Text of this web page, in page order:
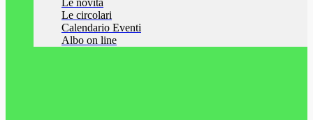
Le novità
Le circolari
Calendario Eventi
Albo on line